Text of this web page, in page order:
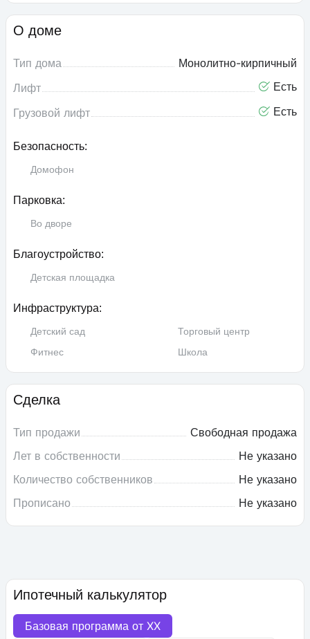
О доме
Тип дома
Монолитно-кирпичный
Лифт
Есть
Грузовой лифт
Есть
Безопасность:
Домофон
Парковка:
Во дворе
Благоустройство:
Детская площадка
Инфраструктура:
Детский сад
Торговый центр
Фитнес
Школа
Сделка
Тип продажи
Свободная продажа
Лет в собственности
Не указано
Количество собственников
Не указано
Прописано
Не указано
Ипотечный калькулятор
Базовая программа от XX